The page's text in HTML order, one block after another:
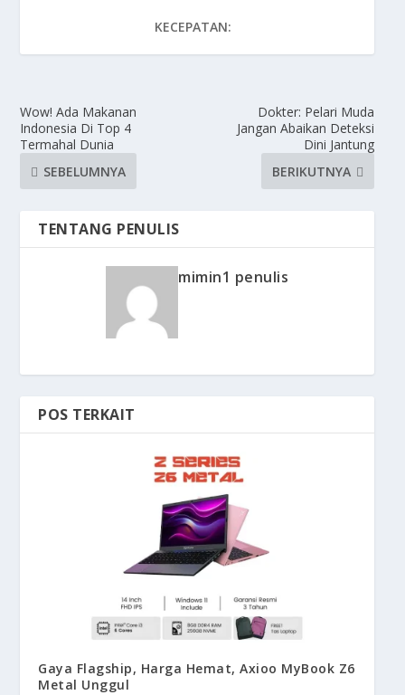
KECEPATAN:
Wow! Ada Makanan
Indonesia Di Top 4
Termahal Dunia
SEBELUMNYA
Dokter: Pelari Muda
Jangan Abaikan Deteksi
Dini Jantung
BERIKUTNYA
TENTANG PENULIS
mimin1 penulis
POS TERKAIT
Gaya Flagship, Harga Hemat, Axioo MyBook Z6
Metal Unggul